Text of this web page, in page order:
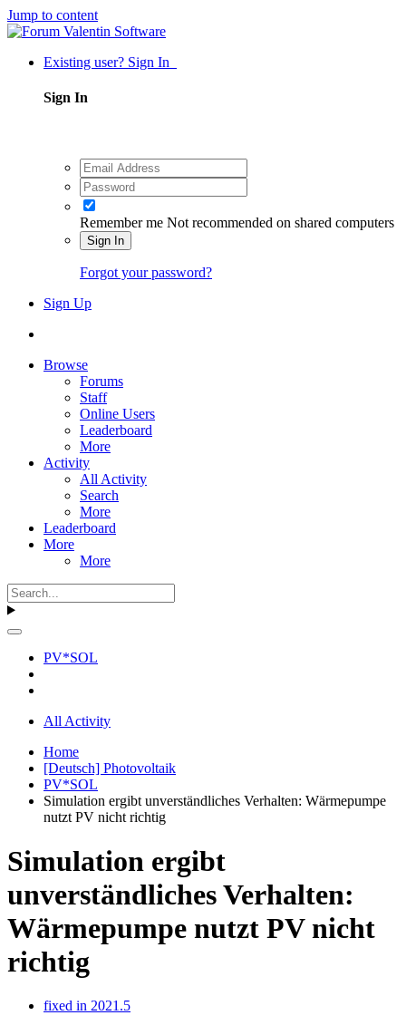
Jump to content
Existing user? Sign In
Sign In
Remember me Not recommended on shared computers
Sign In
Forgot your password?
Sign Up
Browse
Forums
Staff
Online Users
Leaderboard
More
Activity
All Activity
Search
More
Leaderboard
More
More
PV*SOL
All Activity
Home
[Deutsch] Photovoltaik
PV*SOL
Simulation ergibt unverständliches Verhalten: Wärmepumpe
nutzt PV nicht richtig
Simulation ergibt
unverständliches Verhalten:
Wärmepumpe nutzt PV nicht
richtig
fixed in 2021.5